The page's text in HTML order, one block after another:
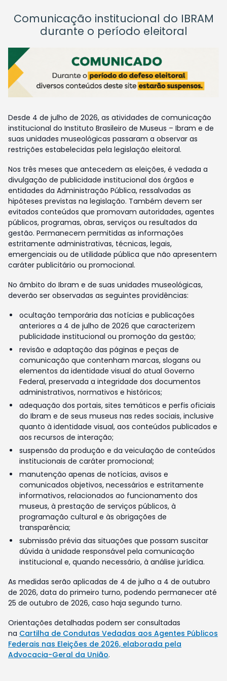
Comunicação institucional do IBRAM
durante o período eleitoral
Desde 4 de julho de 2026, as atividades de comunicação
institucional do Instituto Brasileiro de Museus – Ibram e de
suas unidades museológicas passaram a observar as
restrições estabelecidas pela legislação eleitoral.
Nos três meses que antecedem as eleições, é vedada a
divulgação de publicidade institucional dos órgãos e
entidades da Administração Pública, ressalvadas as
hipóteses previstas na legislação. Também devem ser
evitados conteúdos que promovam autoridades, agentes
públicos, programas, obras, serviços ou resultados da
gestão. Permanecem permitidas as informações
estritamente administrativas, técnicas, legais,
emergenciais ou de utilidade pública que não apresentem
caráter publicitário ou promocional.
No âmbito do Ibram e de suas unidades museológicas,
deverão ser observadas as seguintes providências:
ocultação temporária das notícias e publicações
anteriores a 4 de julho de 2026 que caracterizem
publicidade institucional ou promoção da gestão;
revisão e adaptação das páginas e peças de
comunicação que contenham marcas, slogans ou
elementos da identidade visual do atual Governo
Federal, preservada a integridade dos documentos
administrativos, normativos e históricos;
adequação dos portais, sites temáticos e perfis oficiais
do Ibram e de seus museus nas redes sociais, inclusive
quanto à identidade visual, aos conteúdos publicados e
aos recursos de interação;
suspensão da produção e da veiculação de conteúdos
institucionais de caráter promocional;
manutenção apenas de notícias, avisos e
comunicados objetivos, necessários e estritamente
informativos, relacionados ao funcionamento dos
museus, à prestação de serviços públicos, à
programação cultural e às obrigações de
transparência;
submissão prévia das situações que possam suscitar
dúvida à unidade responsável pela comunicação
institucional e, quando necessário, à análise jurídica.
As medidas serão aplicadas de 4 de julho a 4 de outubro
de 2026, data do primeiro turno, podendo permanecer até
25 de outubro de 2026, caso haja segundo turno.
Orientações detalhadas podem ser consultadas
na Cartilha de Condutas Vedadas aos Agentes Públicos
Federais nas Eleições de 2026, elaborada pela
Advocacia-Geral da União.